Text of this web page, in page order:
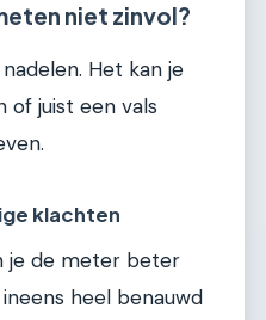
niet zinvol?
Het kan je
of juist een vals
klachten
je de meter beter
heel benauwd